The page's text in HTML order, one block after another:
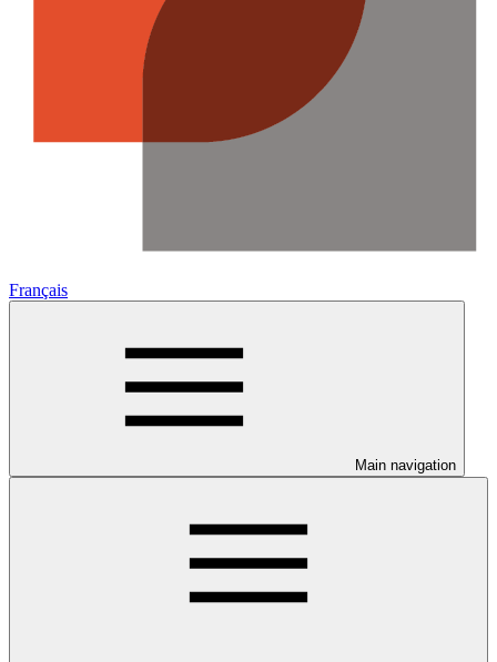
Français
Main navigation